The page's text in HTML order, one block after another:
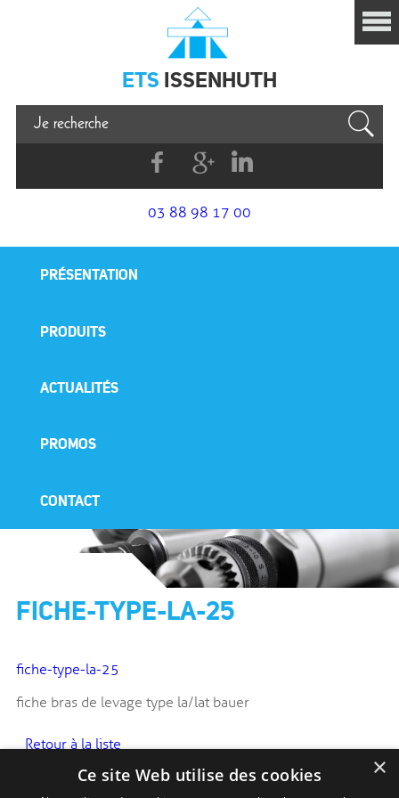
Issenhuth
ETS ISSENHUTH
FacebookG+
Linkedin
03 88 98 17 00
PRÉSENTATION
PRODUITS
ACTUALITÉS
PROMOS
CONTACT
FICHE-TYPE-LA-25
fiche-type-la-25
fiche bras de levage type la/lat bauer
Retour à la liste
×
Ce site Web utilise des cookies